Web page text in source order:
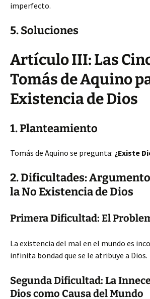
imperfecto.
5. Soluciones
Artículo III: Las
Tomás de Aquino
Existencia de Dios
1. Planteamiento
Tomás de Aquino se pregunta: ¿Existe
2. Dificultades:
la No Existencia de Dios
Primera Dificultad: El
La existencia del mal en el mundo es
infinita bondad que se le atribuye a Dios.
Segunda Dificultad: La
Dios como Causa del Mundo